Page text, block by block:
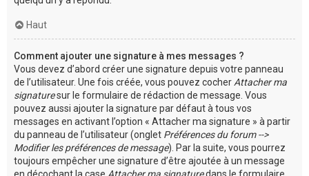
Haut
Comment ajouter une signature à mes messages ?
Vous devez d’abord créer une signature depuis votre panneau
de l’utilisateur. Une fois créée, vous pouvez cocher Attacher ma
signaturesur le formulaire de rédaction de message. Vous
pouvez aussi ajouter la signature par défaut à tous vos
messages en activant l’option « Attacher ma signature » à partir
du panneau de l’utilisateur (onglet Préférences du forum -->
Modifier les préférences de message). Par la suite, vous pourrez
toujours empêcher une signature d’être ajoutée à un message
en décochant la case Attacher ma signaturedans le formulaire